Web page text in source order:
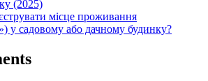
(2025)
місце проживання
у садовому або дачному будинку?